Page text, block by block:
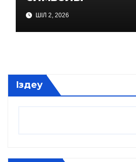
ШІЛ 2, 2026
Іздеу